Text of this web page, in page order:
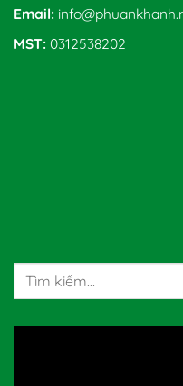
Email:
MST: 0312538202
Tìm